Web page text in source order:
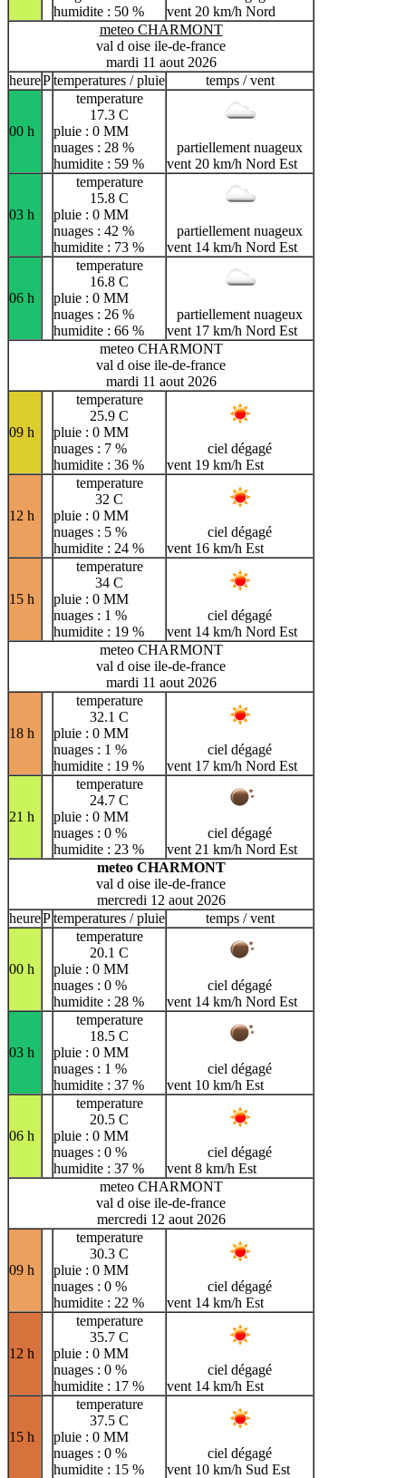
humidite : 50 %
vent 20 km/h Nord
meteo CHARMONT
val d oise ile-de-france
mardi 11 aout 2026
heurePtemperatures / pluie temps / vent
00 h
temperature
17.3 C
pluie : 0 MM
nuages : 28 %
humidite : 59 %
partiellement nuageux
vent 20 km/h Nord Est
03 h
temperature
15.8 C
pluie : 0 MM
nuages : 42 %
humidite : 73 %
partiellement nuageux
vent 14 km/h Nord Est
06 h
temperature
16.8 C
pluie : 0 MM
nuages : 26 %
humidite : 66 %
partiellement nuageux
vent 17 km/h Nord Est
meteo CHARMONT
val d oise ile-de-france
mardi 11 aout 2026
09 h
temperature
25.9 C
pluie : 0 MM
nuages : 7 %
humidite : 36 %
ciel dégagé
vent 19 km/h Est
12 h
temperature
32 C
pluie : 0 MM
nuages : 5 %
humidite : 24 %
ciel dégagé
vent 16 km/h Est
15 h
temperature
34 C
pluie : 0 MM
nuages : 1 %
humidite : 19 %
ciel dégagé
vent 14 km/h Nord Est
meteo CHARMONT
val d oise ile-de-france
mardi 11 aout 2026
18 h
temperature
32.1 C
pluie : 0 MM
nuages : 1 %
humidite : 19 %
ciel dégagé
vent 17 km/h Nord Est
21 h
temperature
24.7 C
pluie : 0 MM
nuages : 0 %
humidite : 23 %
ciel dégagé
vent 21 km/h Nord Est
meteo CHARMONT
val d oise ile-de-france
mercredi 12 aout 2026
heurePtemperatures / pluie temps / vent
00 h
temperature
20.1 C
pluie : 0 MM
nuages : 0 %
humidite : 28 %
ciel dégagé
vent 14 km/h Nord Est
03 h
temperature
18.5 C
pluie : 0 MM
nuages : 1 %
humidite : 37 %
ciel dégagé
vent 10 km/h Est
06 h
temperature
20.5 C
pluie : 0 MM
nuages : 0 %
humidite : 37 %
ciel dégagé
vent 8 km/h Est
meteo CHARMONT
val d oise ile-de-france
mercredi 12 aout 2026
09 h
temperature
30.3 C
pluie : 0 MM
nuages : 0 %
humidite : 22 %
ciel dégagé
vent 14 km/h Est
12 h
temperature
35.7 C
pluie : 0 MM
nuages : 0 %
humidite : 17 %
ciel dégagé
vent 14 km/h Est
15 h
temperature
37.5 C
pluie : 0 MM
nuages : 0 %
humidite : 15 %
ciel dégagé
vent 10 km/h Sud Est